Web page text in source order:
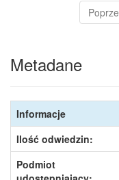
Metadane
Informacje
Ilość odwiedzin:
Podmiot